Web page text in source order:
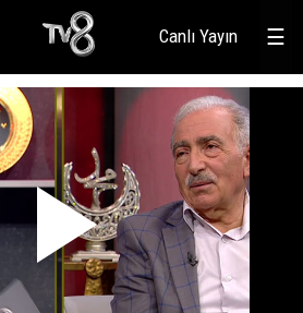
☰
Canlı Yayın